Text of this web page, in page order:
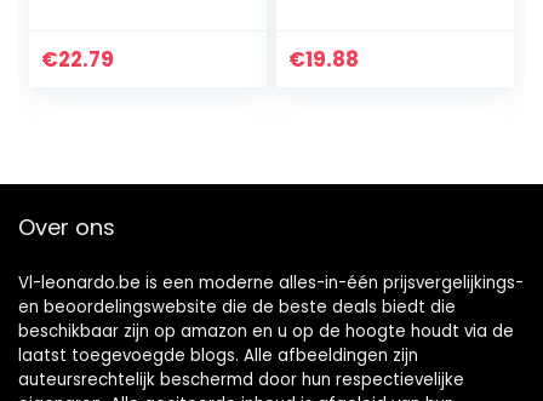
Kunstenaar
€22.79
schilderij,
€19.88
Over ons
Vl-leonardo.be is een moderne alles-in-één prijsvergelijkings-
en beoordelingswebsite die de beste deals biedt die
beschikbaar zijn op amazon en u op de hoogte houdt via de
laatst toegevoegde blogs. Alle afbeeldingen zijn
auteursrechtelijk beschermd door hun respectievelijke